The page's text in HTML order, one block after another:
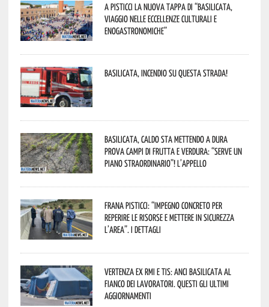
A Pisticci la nuova tappa di “Basilicata,
viaggio nelle eccellenze culturali e
enogastronomiche”
Basilicata, incendio su questa strada!
Basilicata, caldo sta mettendo a dura
prova campi di frutta e verdura: “Serve un
piano straordinario”! L’appello
Frana Pisticci: “Impegno concreto per
reperire le risorse e mettere in sicurezza
l’area”. I dettagli
Vertenza ex RMI e TIS: ANCI Basilicata al
fianco dei lavoratori. Questi gli ultimi
aggiornamenti